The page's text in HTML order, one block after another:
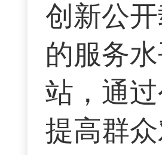
创新公
的服务
站，通
提高群